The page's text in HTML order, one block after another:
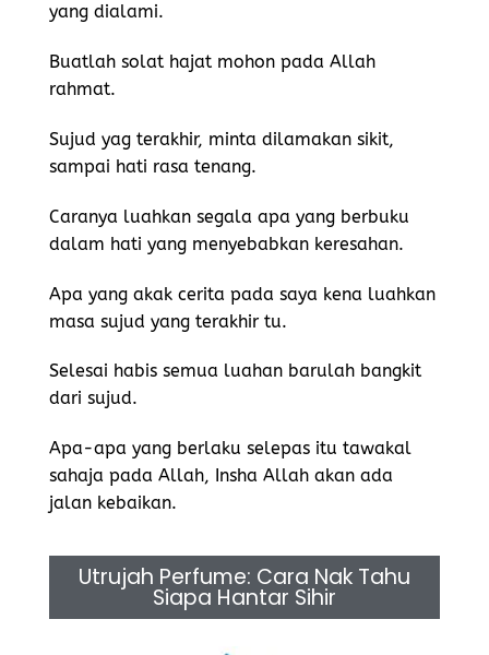
yang dialami.
Buatlah solat hajat mohon pada Allah
rahmat.
Sujud yag terakhir, minta dilamakan sikit,
sampai hati rasa tenang.
Caranya luahkan segala apa yang berbuku
dalam hati yang menyebabkan keresahan.
Apa yang akak cerita pada saya kena luahkan
masa sujud yang terakhir tu.
Selesai habis semua luahan barulah bangkit
dari sujud.
Apa-apa yang berlaku selepas itu tawakal
sahaja pada Allah, Insha Allah akan ada
jalan kebaikan.
Utrujah Perfume: Cara Nak Tahu
Siapa Hantar Sihir